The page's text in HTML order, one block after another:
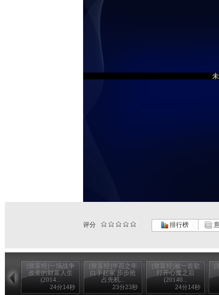
评分 排行榜
[致富经]一场战争
改变的财富人生
(2014...
24分14秒
[致富经]半百之年
白手起家 步步抢
占先机...
23分23秒
[致富经]被一首歌
打开心魔之后
(20140...
24分14秒
[